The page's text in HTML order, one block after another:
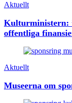
Aktuellt
Kulturministern:
offentliga
Aktuellt
Museerna om